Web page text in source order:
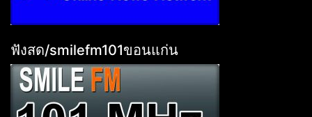
ฟังสด/smilefm101ขอนแก่น